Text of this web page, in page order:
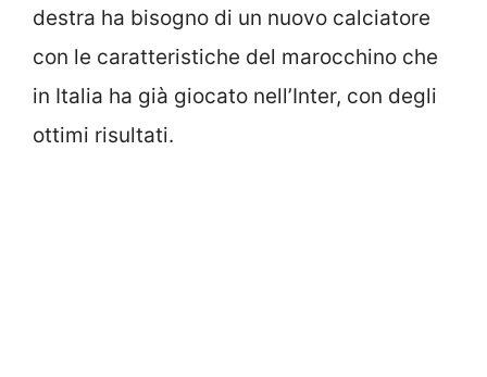
destra ha bisogno di un nuovo calciatore
con le caratteristiche del marocchino che
in Italia ha già giocato nell’Inter, con degli
ottimi risultati.